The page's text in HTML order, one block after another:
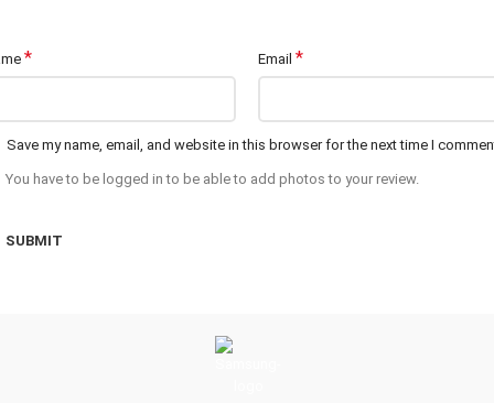
* Email *
Save my name, email, and website in this browser for the next time I
You have to be logged in to be able to add photos to your review.